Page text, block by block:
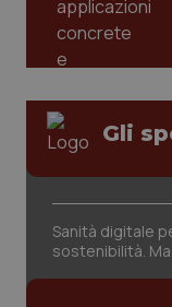
Gli
Sanità digitale
sostenibilità.